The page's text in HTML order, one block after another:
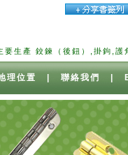
鉸鍊（後鈕）,掛鉤,護角,把
理位置 聯絡我們